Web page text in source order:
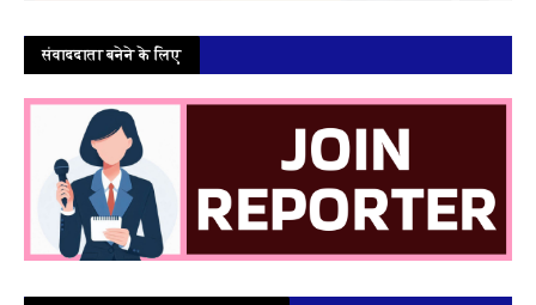
संवाददाता बनेने के लिए